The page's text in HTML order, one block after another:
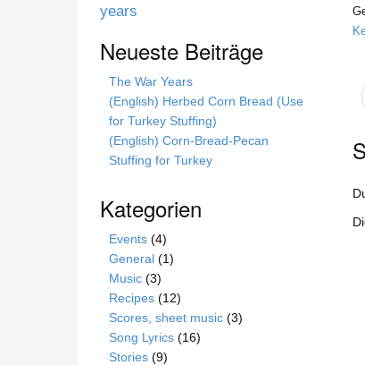
years
Neueste Beiträge
The War Years
(English) Herbed Corn Bread (Use
for Turkey Stuffing)
(English) Corn-Bread-Pecan
Stuffing for Turkey
Kategorien
Events (4)
General (1)
Music (3)
Recipes (12)
Scores, sheet music (3)
Song Lyrics (16)
Stories (9)